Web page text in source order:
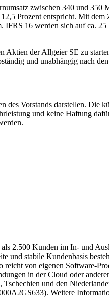
zwischen 340 und
Prozent entspricht. Mit dem
16 werden sich auf ca.
Aktien der Allgeier SE zu
und unabhängig nach
des Vorstands darstellen. Die
und keine Haftung
2.500 Kunden im In- und
und stabile Kundenbasis
reicht von eigenen Software-
in der Cloud oder
und den
Weitere